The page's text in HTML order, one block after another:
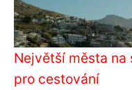
Největší města na
pro cestování